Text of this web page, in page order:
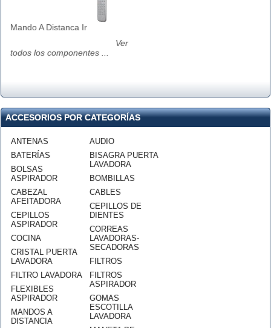
Mando A Distanca Ir
Ver
todos los componentes ...
ACCESORIOS POR CATEGORÍAS
ANTENAS
BATERÍAS
BOLSAS
ASPIRADOR
CABEZAL
AFEITADORA
CEPILLOS
ASPIRADOR
COCINA
CRISTAL PUERTA
LAVADORA
FILTRO LAVADORA
FLEXIBLES
ASPIRADOR
MANDOS A
DISTANCIA
AUDIO
BISAGRA PUERTA
LAVADORA
BOMBILLAS
CABLES
CEPILLOS DE
DIENTES
CORREAS
LAVADORAS-
SECADORAS
FILTROS
FILTROS
ASPIRADOR
GOMAS
ESCOTILLA
LAVADORA